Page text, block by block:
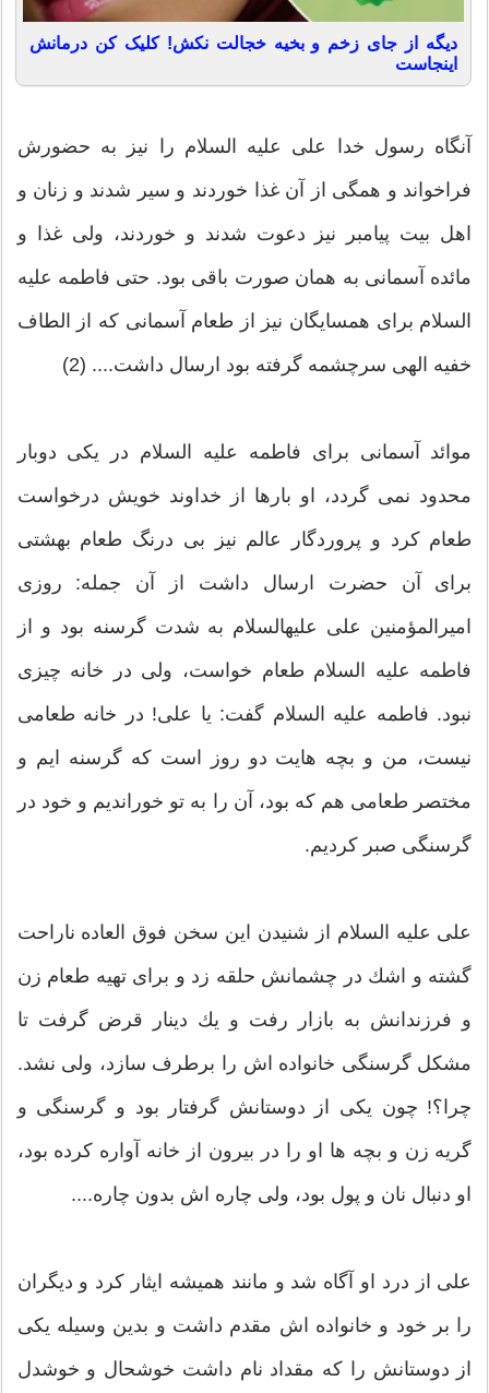
دیگه از جای زخم و بخیه خجالت نکش! کلیک کن درمانش
اینجاست
آنگاه رسول خدا على عليه ‏السلام را نيز به حضورش
فراخواند و همگى از آن غذا خوردند و سير شدند و زنان و
اهل ‏بيت پيامبر نيز دعوت شدند و خوردند، ولى غذا و
مائده آسمانى به همان صورت باقى بود. حتى فاطمه عليه
السلام براى همسايگان نيز از طعام آسمانى كه از الطاف
خفيه الهى سرچشمه گرفته بود ارسال داشت.... (2)
موائد آسمانى براى فاطمه عليه السلام در يكى دوبار
محدود نمى‏ گردد، او بارها از خداوند خويش درخواست
طعام كرد و پروردگار عالم نيز بى ‏درنگ طعام بهشتى
براى آن حضرت ارسال داشت از آن جمله: روزى
اميرالمؤمنين على عليه‏السلام به شدت گرسنه بود و از
فاطمه عليه السلام طعام خواست، ولى در خانه چيزى
نبود. فاطمه عليه السلام گفت: يا على! در خانه طعامى
نيست، من و بچه‏ هايت دو روز است كه گرسنه ‏ايم و
مختصر طعامى هم كه بود، آن را به تو خورانديم و خود در
گرسنگى صبر كرديم.
على عليه‏ السلام از شنيدن اين سخن فوق‏ العاده ناراحت
گشته و اشك در چشمانش حلقه زد و براى تهيه طعام زن
و فرزندانش به بازار رفت و يك دينار قرض گرفت تا
مشكل گرسنگى خانواده اش را برطرف سازد، ولى نشد.
چرا؟! چون يكى از دوستانش گرفتار بود و گرسنگى و
گريه زن و بچه‏ ها او را در بيرون از خانه آواره كرده بود،
او دنبال نان و پول بود، ولى چاره‏ اش بدون چاره....
على از درد او آگاه شد و مانند هميشه ايثار كرد و ديگران
را بر خود و خانواده ‏اش مقدم داشت و بدين وسيله يكى
از دوستانش را كه مقداد نام داشت خوشحال و خوش‏دل